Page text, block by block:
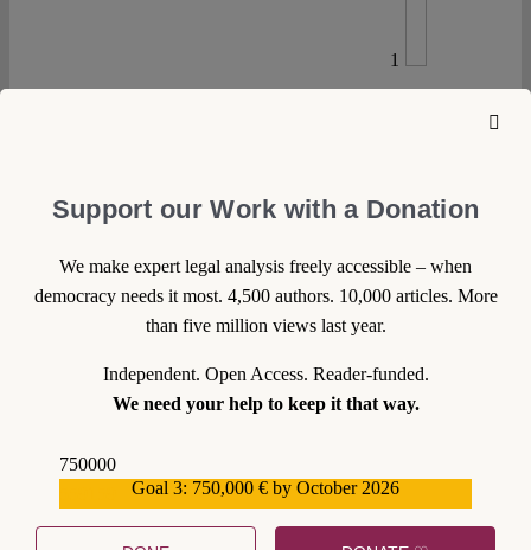
1
Maximilian Steinbeis
EGMR: Aufrüttelndes Urteil
zu Sex-Sklaverei in Europa
Sklavenhaltung existiert, hier und heute und
mitten unter uns. Tausende [...]
Continue reading >>
Support our Work with a Donation
We make expert legal analysis freely accessible – when
democracy needs it most. 4,500 authors. 10,000 articles. More
than five million views last year.
Independent. Open Access. Reader-funded.
We need your help to keep it that way.
750000
Goal 3: 750,000 € by October 2026